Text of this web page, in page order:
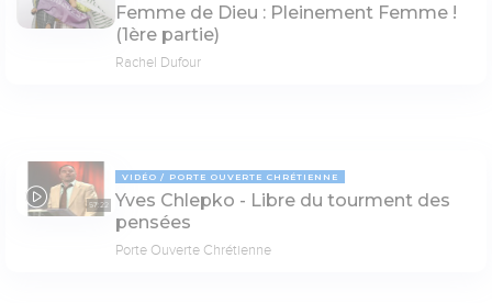
Femme de Dieu : Pleinement Femme !
(1ère partie)
Rachel Dufour
57:22
VIDÉO PORTE OUVERTE CHRÉTIENNE
Yves Chlepko - Libre du tourment des
pensées
Porte Ouverte Chrétienne